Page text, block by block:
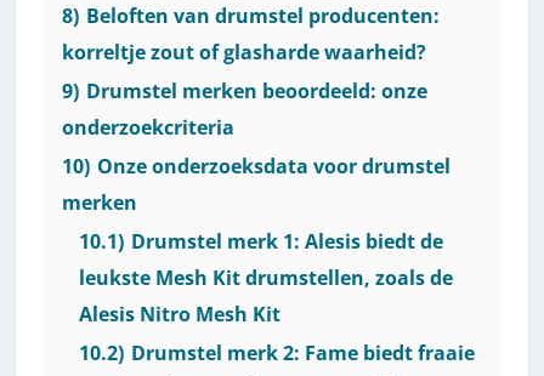
8) Beloften van drumstel producenten:
korreltje zout of glasharde waarheid?
9) Drumstel merken beoordeeld: onze
onderzoekcriteria
10) Onze onderzoeksdata voor drumstel
merken
10.1) Drumstel merk 1: Alesis biedt de
leukste Mesh Kit drumstellen, zoals de
Alesis Nitro Mesh Kit
10.2) Drumstel merk 2: Fame biedt fraaie